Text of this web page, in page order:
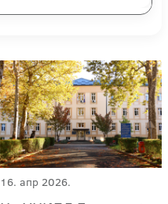
16. апр 2026.